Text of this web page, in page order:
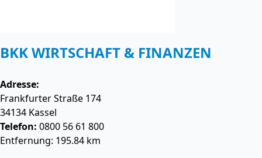
BKK WIRTSCHAFT & FINANZEN
Adresse:
Frankfurter Straße 174
34134 Kassel
Telefon: 0800 56 61 800
Entfernung: 195.84 km